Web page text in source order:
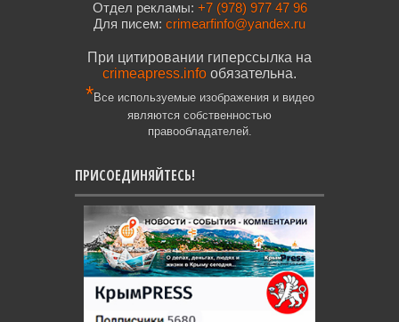
Отдел рекламы: +7 (978) 977 47 96
Для писем: crimearfinfo@yandex.ru
При цитировании гиперссылка на
crimeapress.info обязательна.
*Все используемые изображения и видео
являются собственностью
правообладателей.
ПРИСОЕДИНЯЙТЕСЬ!